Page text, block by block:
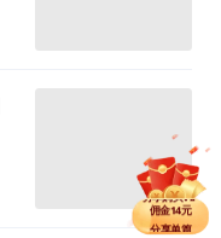
分享单篇
佣金2.5元
分享购买VIP
佣金14元
分享单篇
佣金2.5元